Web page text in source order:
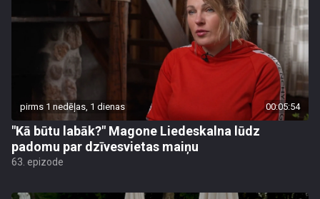
pirms 1 nedēļas, 1 dienas 00:05:54
"Kā būtu labāk?" Magone Liedeskalna lūdz
padomu par dzīvesvietas maiņu
63. epizode